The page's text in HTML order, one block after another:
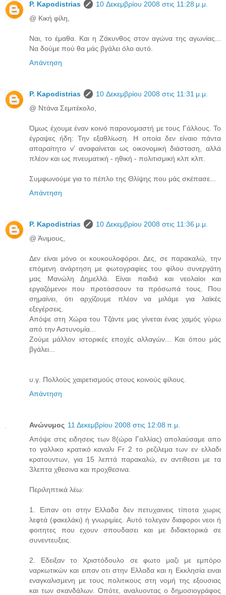
P. Kapodistrias
10 Δεκεμβρίου 2008 στις 11:28 μ.μ.
@ Κική φίλη,
Ναι, το έμαθα. Και η Ζάκυνθος στον αγώνα της αγωνίας...
Να δούμε πού θα μάς βγάλει όλο αυτό.
Απάντηση
P. Kapodistrias
10 Δεκεμβρίου 2008 στις 11:31 μ.μ.
@ Ντάνα Σεμιτέκολο,
Όμως έχουμε έναν κοινό παρονομαστή με τους Γάλλους. Το
έγραψες ήδη: Την εξαθλίωση. Η οποία δεν είναιο πάντα
απαραίτητο ν' αναφαίνεται ως οικονομική διάσταση, αλλά
πλέον και ως πνευματική - ηθική - πολιτισμική κλπ κλπ.
Συμφωνούμε για το πέπλο της Θλίψης που μάς σκέπασε...
Απάντηση
P. Kapodistrias
10 Δεκεμβρίου 2008 στις 11:36 μ.μ.
@ Άνιμους,
Δεν είναι μόνο οι κουκουλοφόροι. Δες, σε παρακαλώ, την
επόμενη ανάρτηση με φωτογραφίες του φίλου συνεργάτη
μας Μανώλη Δημελλά. Είναι παιδιά και νεολαίοι και
εργαζόμενοι που προτάσσουν τα πρόσωπά τους. Που
σημαίνει, ότι αρχίζουμε πλέον να μιλάμε για λαϊκές
εξεγέρσεις.
Απόψε στη Χώρα του Τζάντε μας γίνεται ένας χαμός γύρω
από την Αστυνομία...
Ζούμε μάλλον ιστορικές εποχές αλλαγών... Και όπου μάς
βγάλει...
υ.γ. Πολλούς χαιρετισμούς στους κοινούς φίλους.
Απάντηση
Ανώνυμος 11 Δεκεμβρίου 2008 στις 12:08 π.μ.
Απόψε στις ειδησεις των 8(ώρα Γαλλίας) απολαύσαμε απο
το γαλλικο κρατικό καναλι Fr 2 το ρεζιλεμα των εν ελλαδι
κρατουντων, για 15 λεπτά παρακαλώ, εν αντιθεσει με τα
3λεπτα χθεσινα και προχθεσινα.
Περιληπτικά λέω:
1. Ειπαν οτι στην Ελλαδα δεν πετυχαινεις τίποτα χωρις
λεφτά (φακελάκι) ή γνωριμίες. Αυτό τολεγαν διαφοροι νεοι ή
φοιτητες που εχουν σπουδασει και με διδακτορικά σε
συνεντευξεις.
2. Εδειξαν το Χριστόδουλο σε φωτο μαζι με εμπόρο
ναρκωτικών και ειπαν οτι στην Ελλαδα και η Εκκλησία ειναι
εναγκαλισμενη με τους πολιτικους στη νομή της εξουσιας
και των σκανδάλων. Οπότε, αναλυοντας ο δημοσιογράφος